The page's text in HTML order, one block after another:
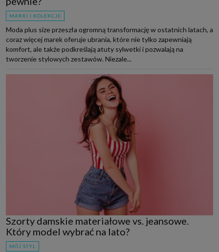
MARKI I KOLEKCJE
Moda plus size przeszła ogromną transformację w ostatnich latach, a
coraz więcej marek oferuje ubrania, które nie tylko zapewniają
komfort, ale także podkreślają atuty sylwetki i pozwalają na
tworzenie stylowych zestawów. Niezale...
Szorty damskie materiałowe vs. jeansowe.
Który model wybrać na lato?
MÓJ STYL